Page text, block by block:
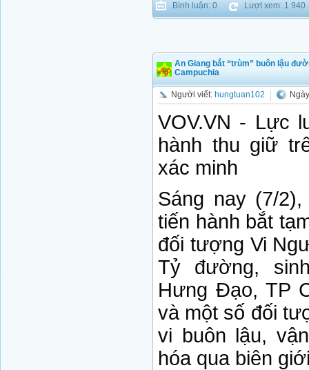
Bình luận: 0 Lượt xem: 1 940
An Giang bắt “trùm” buôn lậu
Campuchia
Người viết: hungtuan102
VOV.VN - Lực
hành thu giữ
xác minh
Sáng nay (7/
tiến hành bắt
đối tượng Vi
Tỷ đường,
Hưng Đạo, TP
và một số đối
vi buôn lậu,
hóa qua biên